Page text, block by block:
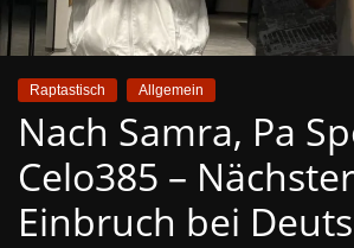
Raptastisch Allgemein
Nach Samra, Pa
Celo385 – Nächster
Einbruch bei